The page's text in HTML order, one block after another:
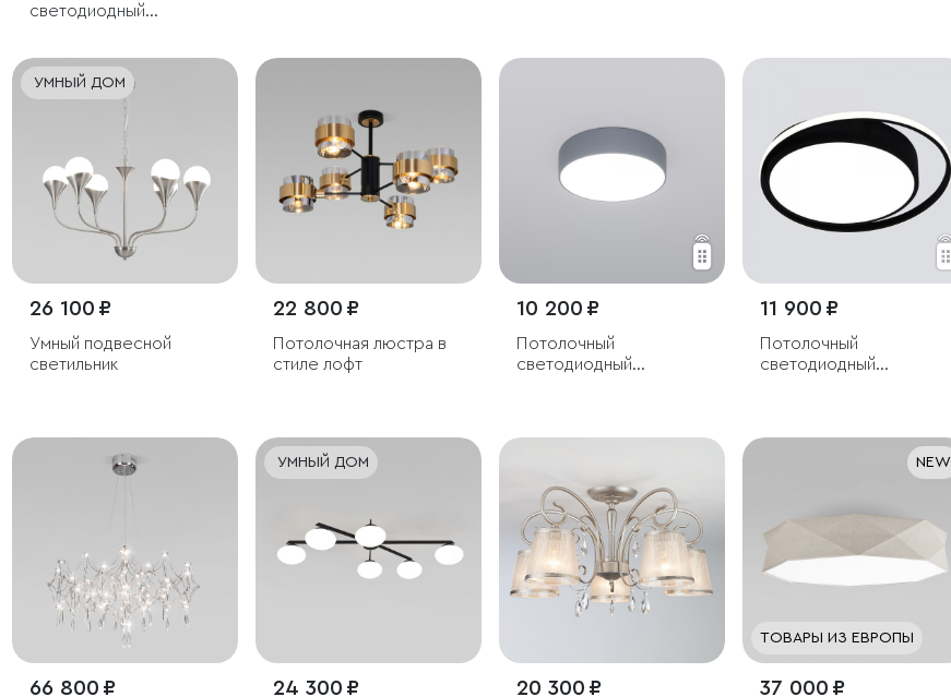
светодиодный
УМНЫЙ ДОМ
26 100 ₽
Умный подвесной
светильник
22 800 ₽
Потолочная люстра в
стиле лофт
10 200 ₽
Потолочный
светодиодный
11 900 ₽
Потолочный
светодиодный
66 800 ₽
УМНЫЙ ДОМ
24 300 ₽ 20 300 ₽
NEW
ТОВАРЫ ИЗ ЕВРОПЫ
37 000 ₽